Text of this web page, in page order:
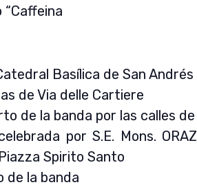
Basílica de San Andrés
de Via delle Cartiere
de la banda por las calles
por S.E. Mons.
Spirito Santo
de la banda